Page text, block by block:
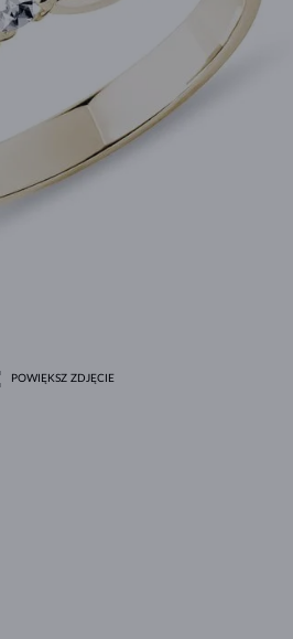
STYL HALO
MINIMALISTYCZNE ZESTAWY
ORYGINALNE ZESTAWY
AMETYSTY
POJEDYNCZE
RÓŻOWE ZŁOTO
KAMIENIE SZLACHETNE
MAGNETYCZNE NASZYJNIKI
PERŁY SŁODKOWODNE
CZARNE DIAMENTY
RÓŻOWE ZŁOTO
GRAWEROWANA
LETNÍ VRSTVENÍ
DLA MAMY
POWIĘKSZ ZDJĘCIE